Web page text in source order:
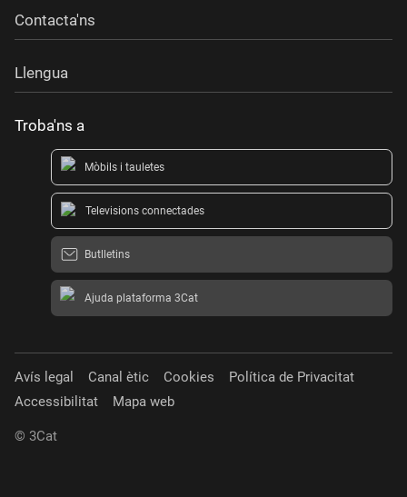
Contacta'ns
Llengua
Troba'ns a
Mòbils i tauletes
Televisions connectades
Butlletins
Ajuda plataforma 3Cat
Avís legal Canal ètic Cookies
Política de Privacitat
Accessibilitat
Mapa web
© 3Cat